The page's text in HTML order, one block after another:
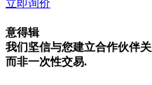
立即询价
意得辑
我们坚信与您建立合作伙伴关
而非一次性交易.